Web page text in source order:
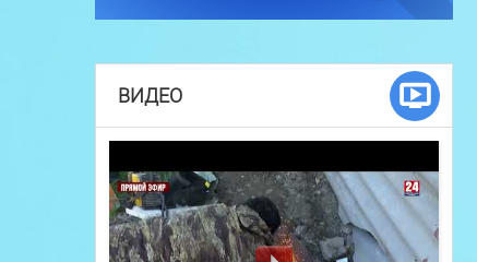
ВИДЕО